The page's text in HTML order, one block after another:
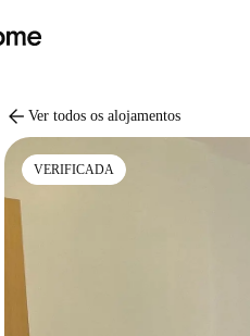
arrow_back Ver todos os alojamentos
VERIFICADA